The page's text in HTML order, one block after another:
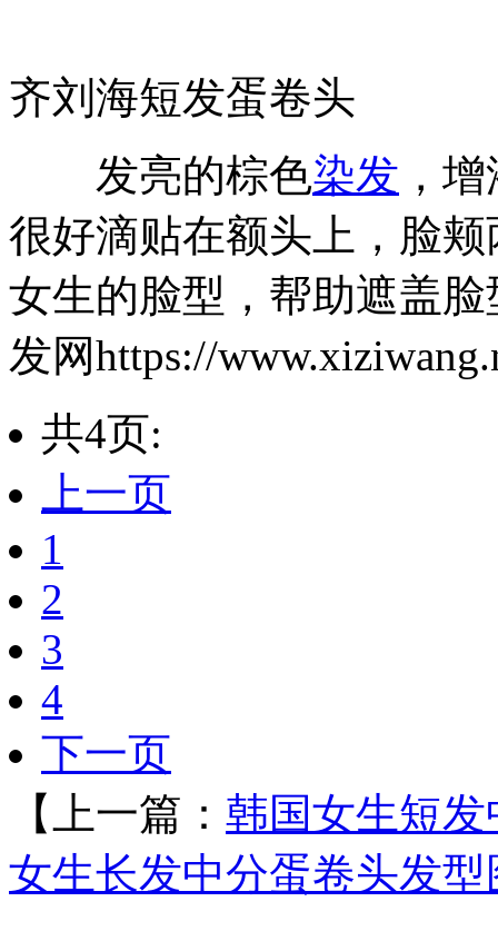
齐刘海短发蛋卷头
发亮的棕色染发 ，
很好滴贴在额头上，脸
女生的脸型，帮助遮盖
发网https://
共4页:
上一页
1
2
3
4
下一页
【上一篇： 韩国女生短
女生长发中分蛋卷头发型